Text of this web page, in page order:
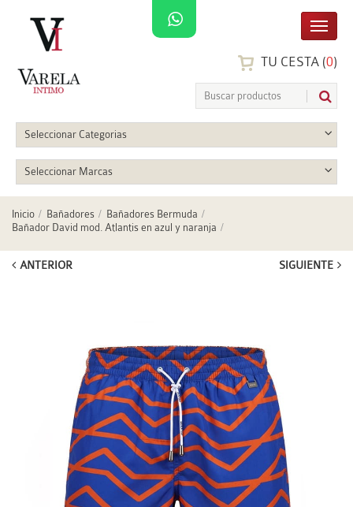
TU CESTA (0)
Seleccionar Categorias
Seleccionar Marcas
Inicio Bañadores
Bañadores Bermuda
Bañador David mod. Atlantis en azul y naranja
ANTERIOR SIGUIENTE